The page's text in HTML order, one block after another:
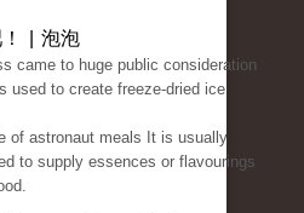
！ | 泡泡
came to huge public consideration
used to create freeze-dried ice
of astronaut meals It is usually
to supply essences or flavourings